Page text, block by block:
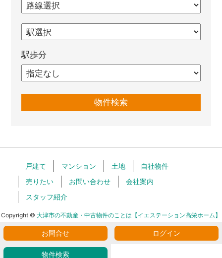
お問合せ ログイン
物件検索
駅歩分
戸建て マンション 土地
自社物件
売りたい
お問い合わせ
会社案内
スタッフ紹介
Copyright © 大津市の不動産・中古物件のことは【イエステーション高栄ホーム】
All Rights Reserved.